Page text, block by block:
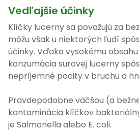
Vedľajšie účinky
Klíčky lucerny sa považujú za
môžu však u niektorých ľudí
účinky. Vďaka vysokému
konzumácia surovej lucerny
nepríjemné pocity v bruchu a
Pravdepodobne väčšou (a
kontaminácia klíčkov
je Salmonella alebo E. coli.